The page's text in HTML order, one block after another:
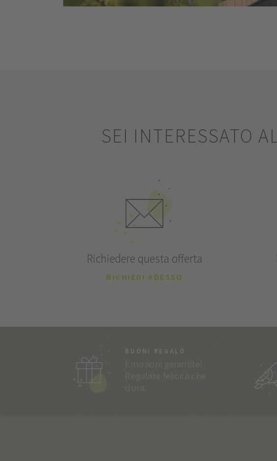
SEI INTERESSATO
Richiedere questa offerta
RICHIEDI ADESSO
BUONI REGALO
Emozioni garantite!
Regalate felicità che
dura.